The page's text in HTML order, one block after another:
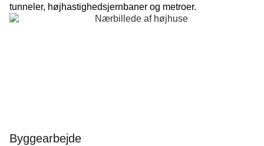
tunneler, højhastighedsjernbaner og metroer.
Byggearbejde